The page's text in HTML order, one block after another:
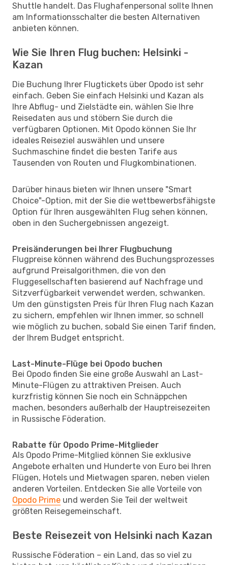
Shuttle handelt. Das Flughafenpersonal sollte Ihnen
am Informationsschalter die besten Alternativen
anbieten können.
Wie Sie Ihren Flug buchen: Helsinki -
Kazan
Die Buchung Ihrer Flugtickets über Opodo ist sehr
einfach. Geben Sie einfach Helsinki und Kazan als
Ihre Abflug- und Zielstädte ein, wählen Sie Ihre
Reisedaten aus und stöbern Sie durch die
verfügbaren Optionen. Mit Opodo können Sie Ihr
ideales Reiseziel auswählen und unsere
Suchmaschine findet die besten Tarife aus
Tausenden von Routen und Flugkombinationen.
Darüber hinaus bieten wir Ihnen unsere "Smart
Choice"-Option, mit der Sie die wettbewerbsfähigste
Option für Ihren ausgewählten Flug sehen können,
oben in den Suchergebnissen angezeigt.
Preisänderungen bei Ihrer Flugbuchung
Flugpreise können während des Buchungsprozesses
aufgrund Preisalgorithmen, die von den
Fluggesellschaften basierend auf Nachfrage und
Sitzverfügbarkeit verwendet werden, schwanken.
Um den günstigsten Preis für Ihren Flug nach Kazan
zu sichern, empfehlen wir Ihnen immer, so schnell
wie möglich zu buchen, sobald Sie einen Tarif finden,
der Ihrem Budget entspricht.
Last-Minute-Flüge bei Opodo buchen
Bei Opodo finden Sie eine große Auswahl an Last-
Minute-Flügen zu attraktiven Preisen. Auch
kurzfristig können Sie noch ein Schnäppchen
machen, besonders außerhalb der Hauptreisezeiten
in Russische Föderation.
Rabatte für Opodo Prime-Mitglieder
Als Opodo Prime-Mitglied können Sie exklusive
Angebote erhalten und Hunderte von Euro bei Ihren
Flügen, Hotels und Mietwagen sparen, neben vielen
anderen Vorteilen. Entdecken Sie alle Vorteile von
Opodo Prime und werden Sie Teil der weltweit
größten Reisegemeinschaft.
Beste Reisezeit von Helsinki nach Kazan
Russische Föderation – ein Land, das so viel zu